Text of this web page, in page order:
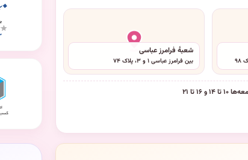
شعبهٔ فرامرز عباسی
بین فرامرز عباسی ۱ و ۳، پلاک ۷۴